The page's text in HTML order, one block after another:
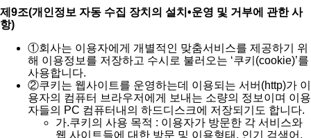
제9조(개인정보 자동 수집 장치의 설치•운영 및 거부에 관한 사
항)
①회사는 이용자에게 개별적인 맞춤서비스를 제공하기 위
해 이용정보를 저장하고 수시로 불러오는 ‘쿠키(cookie)’를
사용합니다.
②쿠키는 웹사이트를 운영하는데 이용되는 서버(http)가 이
용자의 컴퓨터 브라우저에게 보내는 소량의 정보이며 이용
자들의 PC 컴퓨터내의 하드디스크에 저장되기도 합니다.
가.쿠키의 사용 목적 : 이용자가 방문한 각 서비스와
웹 사이트들에 대한 방문 및 이용형태, 인기 검색어,